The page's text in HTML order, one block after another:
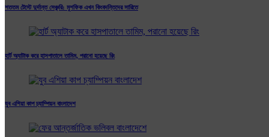
শততম টেস্টে দুর্দান্ত সেঞ্চুরি: মুশফিক এখন কিংবদন্তিদের সারিতে
হার্ট অ্যাটাক করে হাসপাতালে তামিম, পরানো হয়েছে রিং
যুব এশিয়া কাপ চ্যাম্পিয়ন বাংলাদেশ